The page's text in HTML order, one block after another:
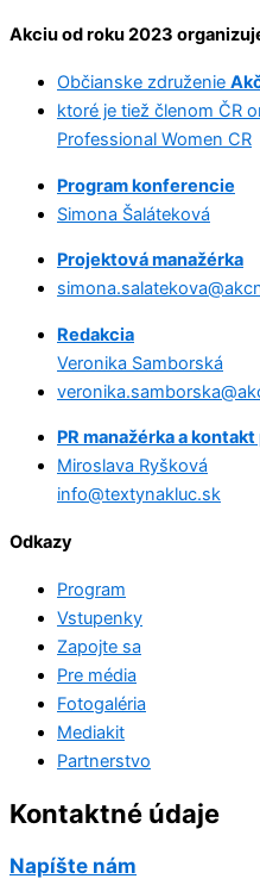
Akciu od roku 2023
Občianske združenie
ktoré je tiež členom ČR
Professional Women CR
Program konferencie
Simona Šaláteková
Projektová manažérka
Redakcia
Veronika Samborská
PR manažérka a
Miroslava Ryšková
info@textynakluc.sk
Odkazy
Program
Vstupenky
Zapojte sa
Pre média
Fotogaléria
Mediakit
Partnerstvo
Kontaktné údaje
Napíšte nám